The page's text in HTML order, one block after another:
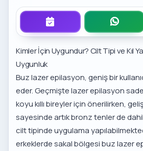
Kimler İçin Uygundur? Cilt Tipi ve Kıl
Uygunluk
Buz lazer epilasyon, geniş bir
eder. Geçmişte lazer epilasyon
koyu kıllı bireyler için önerilirken,
sayesinde artık bronz tenler de
cilt tipinde uygulama
erkeklerde sakal bölgesi buz lazer